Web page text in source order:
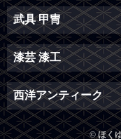
武具 甲冑
漆芸 漆工
西洋アンティーク
© ほく